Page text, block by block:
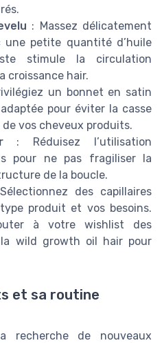
: Massez délicatement
une petite quantité d’huile
stimule la circulation
croissance hair.
un bonnet en satin
pour éviter la casse
vos cheveux produits.
: Réduisez l’utilisation
pour ne pas fragiliser la
de la boucle.
des capillaires
produit et vos besoins.
à votre wishlist des
wild growth oil hair pour
et sa routine
recherche de nouveaux